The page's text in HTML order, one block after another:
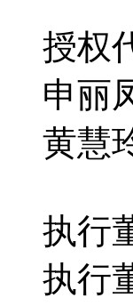
授权
申丽
黄慧
执行
执行